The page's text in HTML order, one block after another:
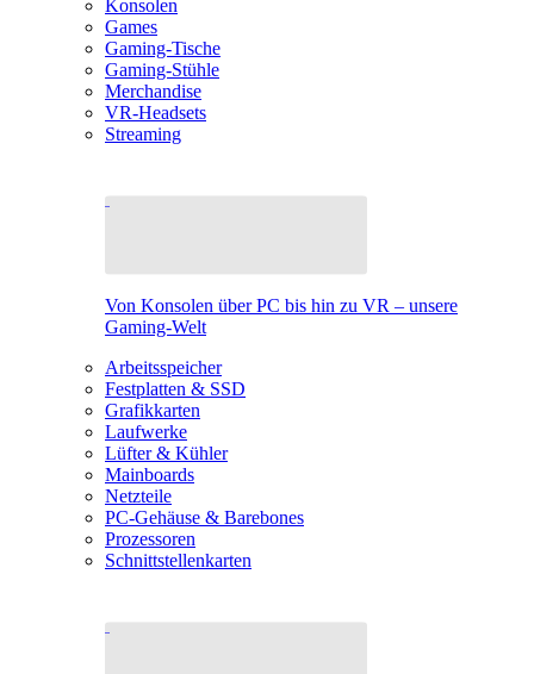
Konsolen
Games
Gaming-Tische
Gaming-Stühle
Merchandise
VR-Headsets
Streaming
Von Konsolen über PC bis hin zu VR – unsere
Gaming-Welt
Arbeitsspeicher
Festplatten & SSD
Grafikkarten
Laufwerke
Lüfter & Kühler
Mainboards
Netzteile
PC-Gehäuse & Barebones
Prozessoren
Schnittstellenkarten